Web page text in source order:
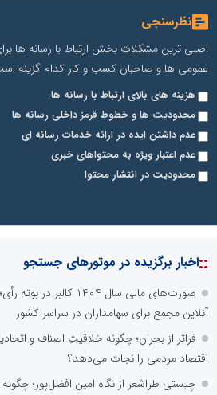
نظرسنجی
اصلی ترین مشکلات بخش ارتباط با رسانه ها
عمومی ها و صاحبان کسب و کار کدام گزینه
هزینه های بالای ارتباط با رسانه ها
محدودیت ها و خطوط قرمز داخلی رسانه ها
عدم داشتن ایده در ارائه خدمات رسانه ای
عدم اعتبار ویژه به محتواهای خبری
محدودیت در انتشار محتوا
::اخبار برگزیده در موتورهای جستجو
صورت‌های مالی سال ۱۴۰۴ کالبر
آنلاین مجمع برای سهامداران در سراسر کشور
فراتر از بحران؛ چگونه خلاقیتِ اصناف و
اقتصاد مردمی را نجات می‌دهد؟
چیستی طراشعر از نگاه امین افضل‌پور؛